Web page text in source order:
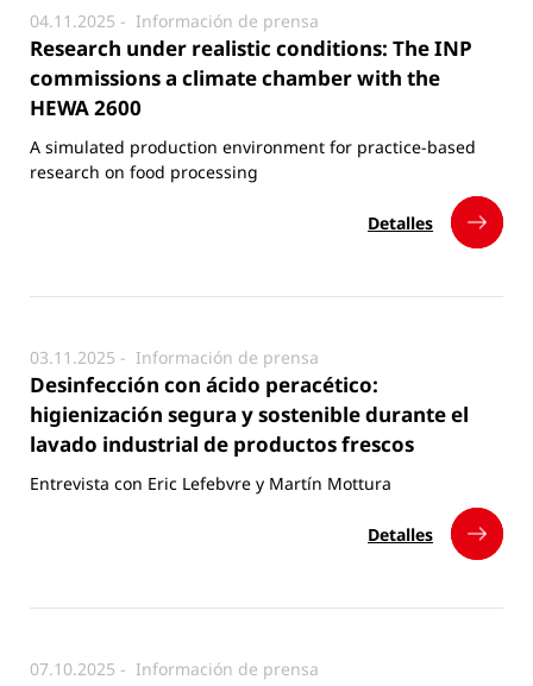
04.11.2025 - Información de prensa
Research under realistic conditions: The INP
commissions a climate chamber with the
HEWA 2600
A simulated production environment for practice-based
research on food processing
Detalles
03.11.2025 - Información de prensa
Desinfección con ácido peracético:
higienización segura y sostenible durante el
lavado industrial de productos frescos
Entrevista con Eric Lefebvre y Martín Mottura
Detalles
07.10.2025 - Información de prensa